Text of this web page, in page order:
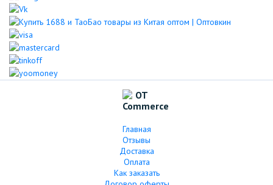
Главная
Отзывы
Доставка
Оплата
Как заказать